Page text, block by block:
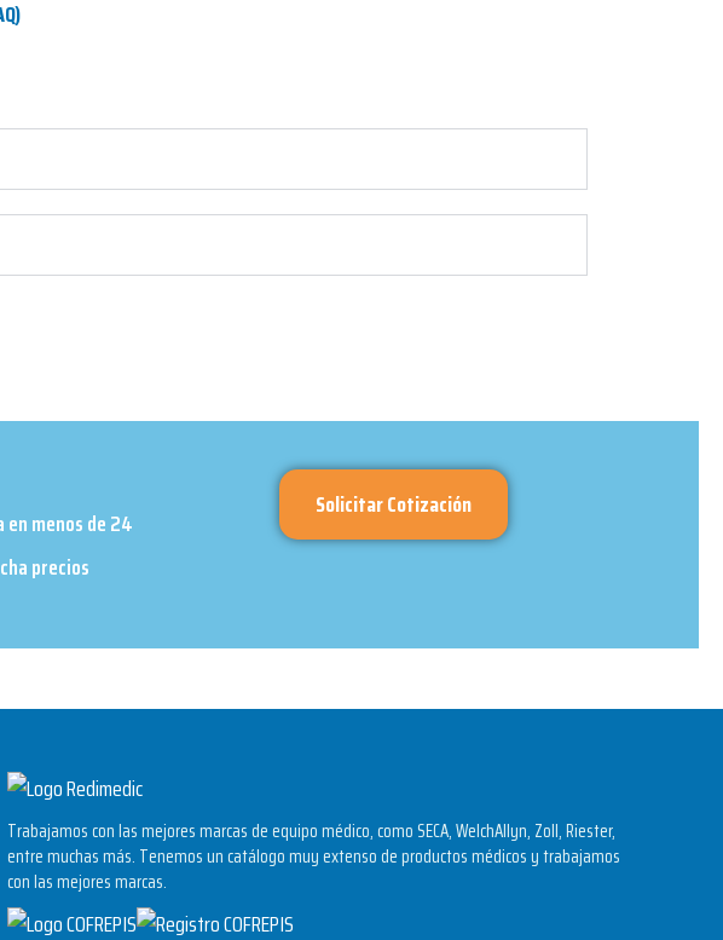
menos de 24
precios
Solicitar Cotización
Trabajamos con las mejores marcas de equipo médico, como SECA, WelchAllyn, Zoll, Riester,
entre muchas más. Tenemos un catálogo muy extenso de productos médicos y trabajamos
con las mejores marcas.